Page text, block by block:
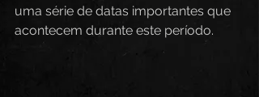
uma série de datas importantes que
acontecem durante este período.